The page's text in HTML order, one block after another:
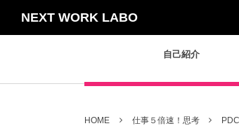
NEXT WORK LABO
自己紹介
HOME 仕事５倍速！思考